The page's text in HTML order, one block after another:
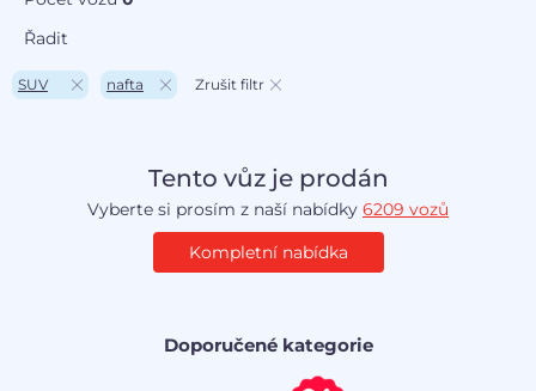
Řadit
SUV nafta Zrušit filtr
Tento vůz je prodán
Vyberte si prosím z naší nabídky 6209 vozů
Kompletní nabídka
Doporučené kategorie